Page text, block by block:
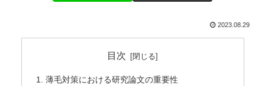
2023.08.29
目次
薄毛対策における研究論文の重要性